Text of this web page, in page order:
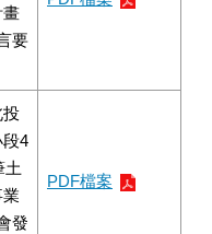
畫
要
投
4
土
發
PDF檔案